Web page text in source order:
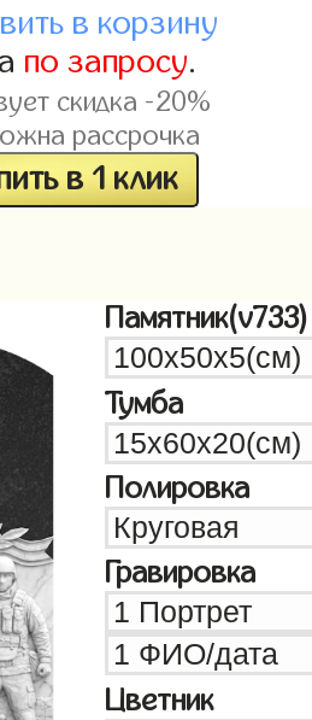
в корзину
по запросу.
скидка -20%
рассрочка
в 1 клик
Памятник(v733)
Тумба
Полировка
Гравировка
Цветник